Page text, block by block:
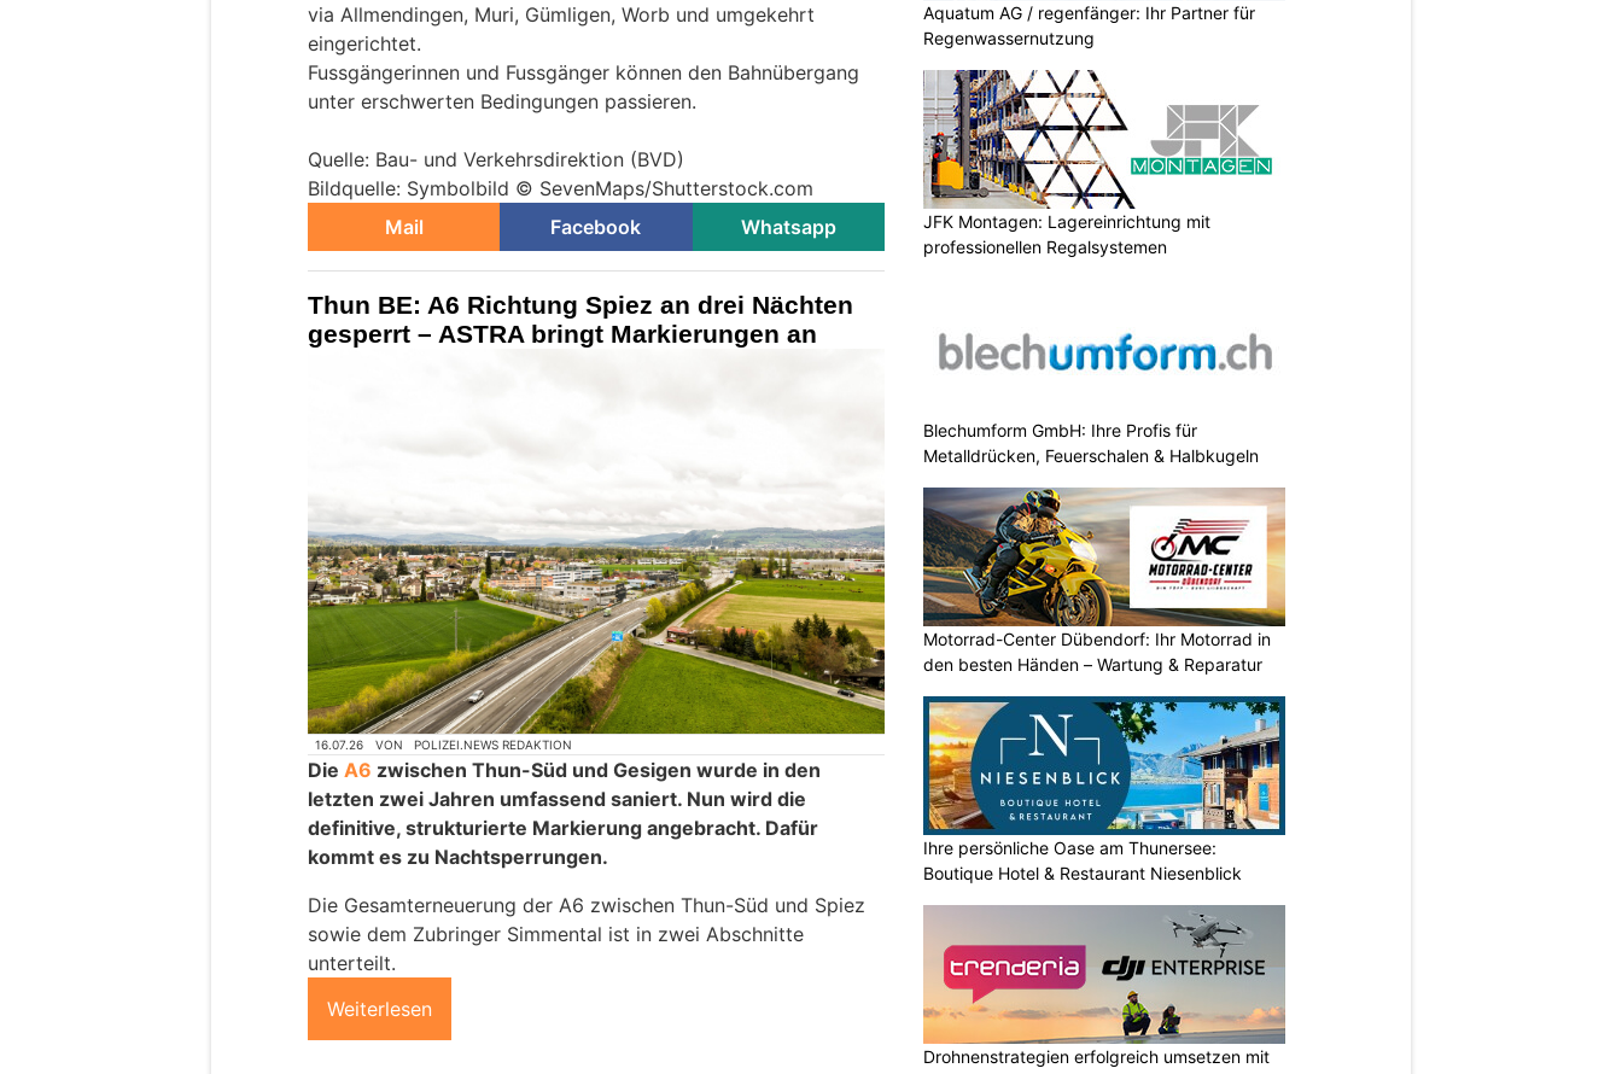
via Allmendingen, Muri, Gümligen, Worb und umgekehrt
eingerichtet.
Fussgängerinnen und Fussgänger können den Bahnübergang
unter erschwerten Bedingungen passieren.
Quelle: Bau- und Verkehrsdirektion (BVD)
Bildquelle: Symbolbild © SevenMaps/Shutterstock.com
Mail
Facebook Whatsapp
Thun BE: A6 Richtung Spiez an drei Nächten
gesperrt – ASTRA bringt Markierungen an
16.07.26 VON POLIZEI.NEWS REDAKTION
Die A6 zwischen Thun-Süd und Gesigen wurde in den
letzten zwei Jahren umfassend saniert. Nun wird die
definitive, strukturierte Markierung angebracht. Dafür
kommt es zu Nachtsperrungen.
Die Gesamterneuerung der A6 zwischen Thun-Süd und Spiez
sowie dem Zubringer Simmental ist in zwei Abschnitte
unterteilt.
Weiterlesen
Aquatum AG / regenfänger: Ihr Partner für
Regenwassernutzung
JFK Montagen: Lagereinrichtung mit
professionellen Regalsystemen
Blechumform GmbH: Ihre Profis für
Metalldrücken, Feuerschalen & Halbkugeln
Motorrad-Center Dübendorf: Ihr Motorrad in
den besten Händen – Wartung & Reparatur
Ihre persönliche Oase am Thunersee:
Boutique Hotel & Restaurant Niesenblick
Drohnenstrategien erfolgreich umsetzen mit